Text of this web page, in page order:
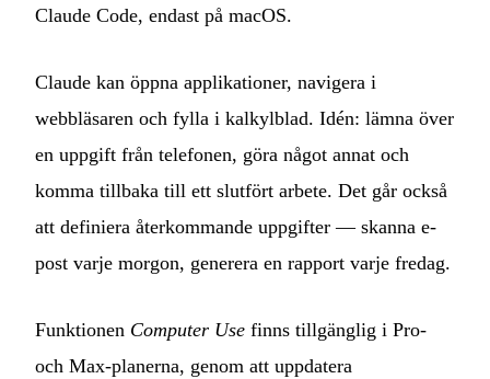
Claude Code, endast på macOS.
Claude kan öppna applikationer, navigera i
webbläsaren och fylla i kalkylblad. Idén: lämna över
en uppgift från telefonen, göra något annat och
komma tillbaka till ett slutfört arbete. Det går också
att definiera återkommande uppgifter — skanna e-
post varje morgon, generera en rapport varje fredag.
Funktionen Computer Use finns tillgänglig i Pro-
och Max-planerna, genom att uppdatera